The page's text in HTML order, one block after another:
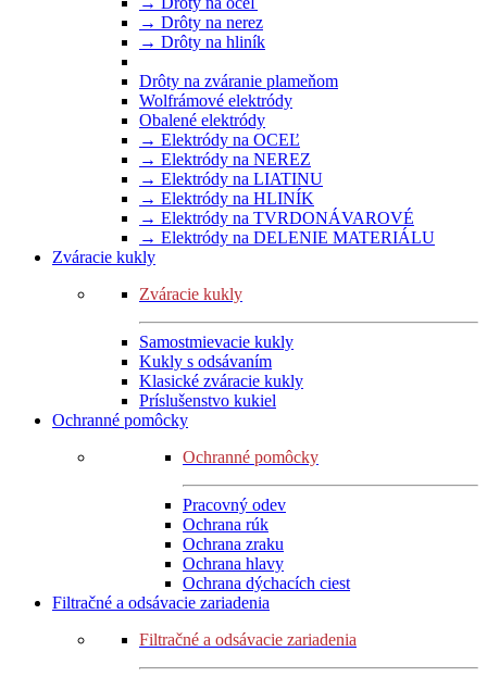
→ Drôty na nerez
→ Drôty na hliník
Drôty na zváranie plameňom
Wolfrámové elektródy
Obalené elektródy
→ Elektródy na OCEĽ
→ Elektródy na NEREZ
→ Elektródy na LIATINU
→ Elektródy na HLINÍK
→ Elektródy na TVRDONÁVAROVÉ
→ Elektródy na DELENIE MATERIÁLU
Zváracie kukly
Zváracie kukly
Samostmievacie kukly
Kukly s odsávaním
Klasické zváracie kukly
Príslušenstvo kukiel
Ochranné pomôcky
Ochranné pomôcky
Pracovný odev
Ochrana rúk
Ochrana zraku
Ochrana hlavy
Ochrana dýchacích ciest
Filtračné a odsávacie zariadenia
Filtračné a odsávacie zariadenia